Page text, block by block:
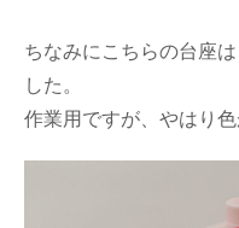
ちなみにこちらの台座
した。
作業用ですが、やはり